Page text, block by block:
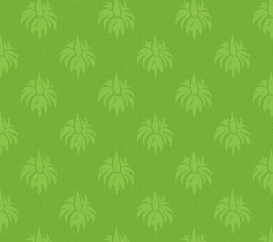
szervezetre, és a meleg tea
elkortyolgatása után a
szervezet hűteni kezdi az
italt, így leadja a hőt. A
ital fogyasztása során ez
fordítva történik, tehát a
szervezet hőt termel,